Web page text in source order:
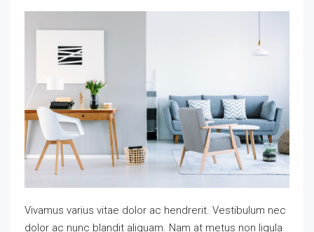
Vivamus varius vitae dolor ac hendrerit. Vestibulum nec
dolor ac nunc blandit aliquam. Nam at metus non ligula